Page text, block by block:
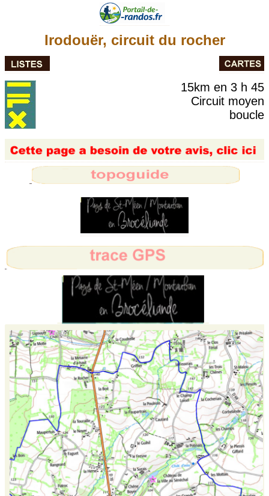
Irodouër, circuit du rocher
15km en 3 h 45
Circuit moyen
boucle